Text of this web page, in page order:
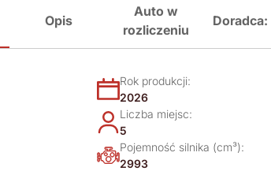
Opis
Auto w
rozliczeniu
Doradca:
Rok produkcji:
2026
Liczba miejsc:
5
Pojemność silnika (cm³):
2993